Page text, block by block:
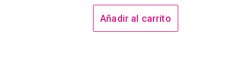
Añadir al carrito